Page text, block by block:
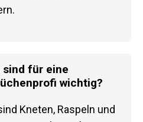
sind für eine
wichtig?
Kneten, Raspeln und